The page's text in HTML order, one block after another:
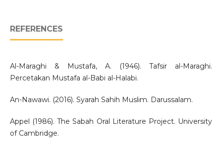
REFERENCES
Al-Maraghi & Mustafa, A. (1946). Tafsir al-Maraghi.
Percetakan Mustafa al-Babi al-Halabi.
An-Nawawi. (2016). Syarah Sahih Muslim. Darussalam.
Appel (1986). The Sabah Oral Literature Project. University
of Cambridge.